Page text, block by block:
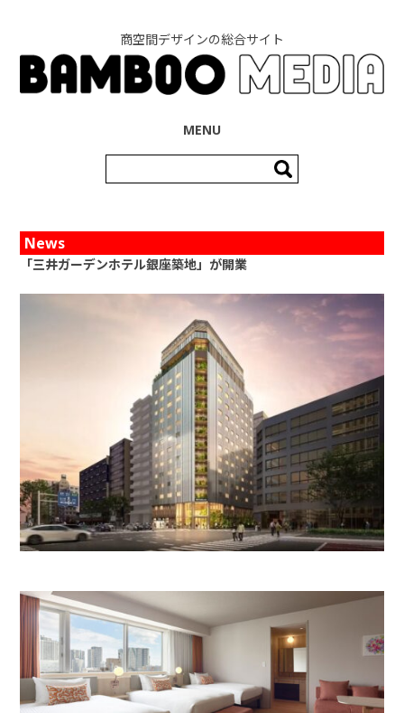
商空間デザインの総合サイト
MENU
索:
News
「三井ガーデンホテル銀座築地」が開業